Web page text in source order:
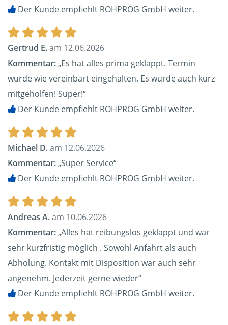
Der Kunde empfiehlt ROHPROG GmbH weiter.
Gertrud E.am 12.06.2026
Kommentar:„Es hat alles prima geklappt. Termin
wurde wie vereinbart eingehalten. Es wurde auch kurz
mitgeholfen! Super!“
Der Kunde empfiehlt ROHPROG GmbH weiter.
Michael D.am 12.06.2026
Kommentar:„Super Service“
Der Kunde empfiehlt ROHPROG GmbH weiter.
Andreas A.am 10.06.2026
Kommentar:„Alles hat reibungslos geklappt und war
sehr kurzfristig möglich . Sowohl Anfahrt als auch
Abholung. Kontakt mit Disposition war auch sehr
angenehm. Jederzeit gerne wieder“
Der Kunde empfiehlt ROHPROG GmbH weiter.